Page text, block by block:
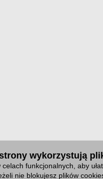
wykorzystują
celach funkcjonalnych, aby
nie blokujesz plików